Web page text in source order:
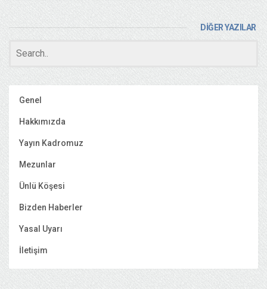
DİĞER YAZILAR
Genel
Hakkımızda
Yayın Kadromuz
Mezunlar
Ünlü Köşesi
Bizden Haberler
Yasal Uyarı
İletişim